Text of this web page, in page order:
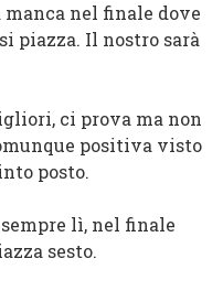
manca nel finale dove
piazza. Il nostro sarà
ci prova ma non
positiva visto
posto.
sempre lì, nel finale
sesto.